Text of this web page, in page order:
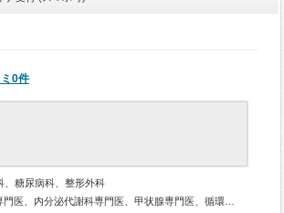
0件
、糖尿病科、整形外科